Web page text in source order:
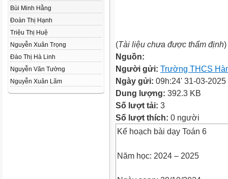
Bùi Minh Hằng
Đoàn Thị Hạnh
Triệu Thị Huệ
Nguyễn Xuân Trọng
Đào Thị Hà Linh
Nguyễn Văn Tường
Nguyễn Xuân Lãm
(Tài liệu chưa được thẩm định)
Nguồn:
Người gửi: Trường THCS
Ngày gửi: 09h:24' 31-03-2025
Dung lượng: 392.3 KB
Số lượt tải: 3
Số lượt thích: 0 người
Kế hoạch bài dạy Toán 6
Năm học: 2024 – 2025